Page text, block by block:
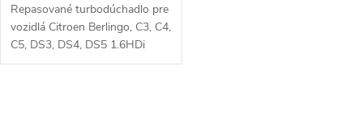
Repasované turbodúchadlo pre
vozidlá Citroen Berlingo, C3, C4,
C5, DS3, DS4, DS5 1.6HDi
84kW 85kW, Ford B-Max, C-